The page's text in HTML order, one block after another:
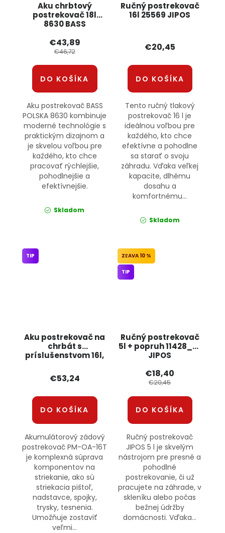
Aku chrbtový
postrekovač 18l
8630 BASS
€43,89
€46,72
DO KOŠÍKA
Aku postrekovač BASS
POLSKA 8630 kombinuje
moderné technológie s
praktickým dizajnom a
je skvelou voľbou pre
každého, kto chce
pracovať rýchlejšie,
pohodlnejšie a
efektívnejšie.
Skladom
Ručný postrekovač
16l 25569 JIPOS
€20,45
DO KOŠÍKA
Tento ručný tlakový
postrekovač 16 l je
ideálnou voľbou pre
každého, kto chce
efektívne a pohodlne
sa starať o svoju
záhradu. Vďaka veľkej
kapacite, dlhému
dosahu a
komfortnému...
Skladom
Aku postrekovač na
chrbát s
príslušenstvom 16l,
POWERMAT
TIP
€53,24
DO KOŠÍKA
Akumulátorový zádový
postrekovač PM-OA-16T
je komplexná súprava
komponentov na
striekanie, ako sú
striekacia pištoľ,
nadstavce, spojky,
trysky, tesnenia.
Umožňuje zostaviť
veľmi...
Ručný postrekovač
5l + popruh 11428_5L
JIPOS
10 %
TIP
€18,40
€20,45
DO KOŠÍKA
Ručný postrekovač
JIPOS 5 l je skvelým
nástrojom pre presné a
pohodlné
postrekovanie, či už
pracujete na záhrade, v
skleníku alebo počas
bežnej údržby
domácnosti. Vďaka...